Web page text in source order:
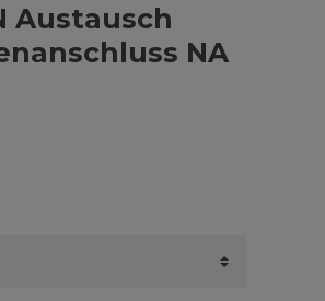
Austausch
NA